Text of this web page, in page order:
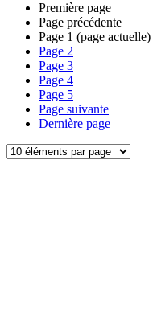
Première page
Page précédente
Page 1 (page actuelle)
Page 2
Page 3
Page 4
Page 5
Page suivante
Dernière page